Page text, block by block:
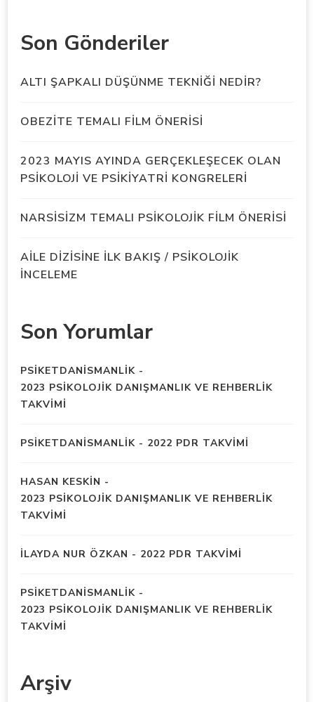
Son Gönderiler
ALTI ŞAPKALI DÜŞÜNME TEKNİĞİ NEDİR?
OBEZİTE TEMALI FİLM ÖNERİSİ
2023 MAYIS AYINDA GERÇEKLEŞECEK OLAN
PSİKOLOJİ VE PSİKİYATRİ KONGRELERİ
NARSİSİZM TEMALI PSİKOLOJİK FİLM ÖNERİSİ
AİLE DİZİSİNE İLK BAKIŞ / PSİKOLOJİK
İNCELEME
Son Yorumlar
PSIKETDANISMANLIK -
2023 PSİKOLOJİK DANIŞMANLIK VE REHBERLİK
TAKVİMİ
PSIKETDANISMANLIK - 2022 PDR TAKVİMİ
HASAN KESKIN -
2023 PSİKOLOJİK DANIŞMANLIK VE REHBERLİK
TAKVİMİ
İLAYDA NUR ÖZKAN - 2022 PDR TAKVİMİ
PSIKETDANISMANLIK -
2023 PSİKOLOJİK DANIŞMANLIK VE REHBERLİK
TAKVİMİ
Arşiv